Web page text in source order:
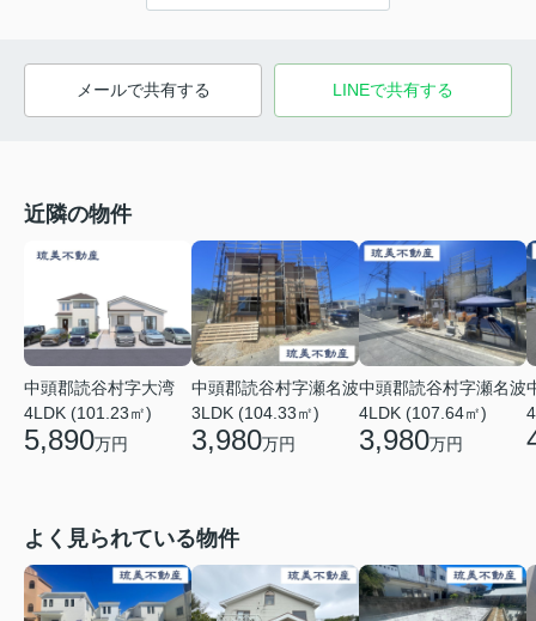
メールで共有する LINEで共有する
近隣の物件
中頭郡読谷村字大湾
4LDK (101.23㎡)
5,890万円
中頭郡読谷村字瀬名波
3LDK (104.33㎡)
3,980万円
中頭郡読谷村字瀬名波
4LDK (107.64㎡)
3,980万円
よく見られている物件